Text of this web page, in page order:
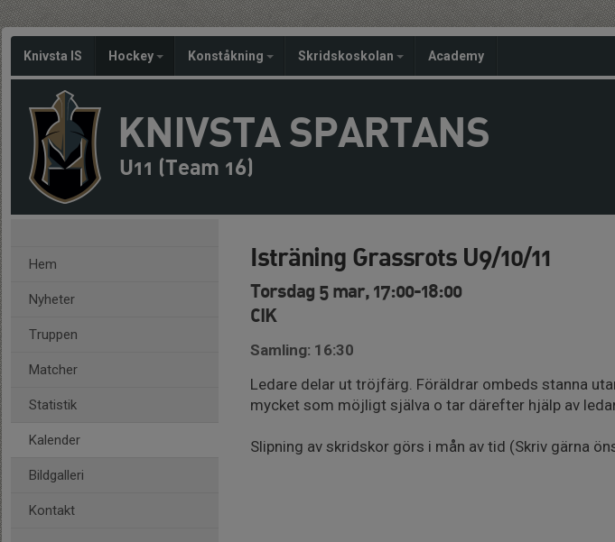
Knivsta IS Hockey Konståkning Skridskoskolan Academy
KNIVSTA SPARTANS
U11 (Team 16)
Hem
Nyheter
Truppen
Matcher
Statistik
Kalender
Bildgalleri
Kontakt
Isträning Grassrots U9/10/11
Torsdag 5 mar, 17:00-18:00
CIK
Samling: 16:30
Ledare delar ut tröjfärg. Föräldrar ombeds stanna
mycket som möjligt själva o tar därefter hjälp av
Slipning av skridskor görs i mån av tid (Skriv gärna